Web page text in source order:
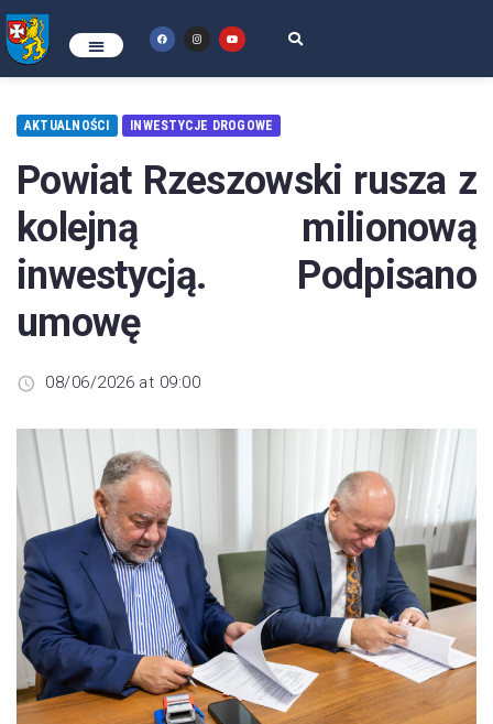
AKTUALNOŚCI INWESTYCJE DROGOWE
Powiat Rzeszowski rusza z
kolejną milionową
inwestycją. Podpisano
umowę
08/06/2026 at 09:00